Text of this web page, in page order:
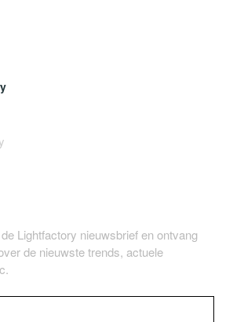
Lightfactory nieuwsbrief en ontvang
de nieuwste trends, actuele